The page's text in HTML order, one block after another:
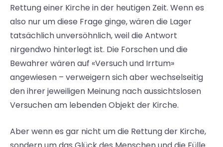
Rettung einer Kirche in der heutigen Zeit. Wenn es
also nur um diese Frage ginge, wären die Lager
tatsächlich unversöhnlich, weil die Antwort
nirgendwo hinterlegt ist. Die Forschen und die
Bewahrer wären auf «Versuch und Irrtum»
angewiesen – verweigern sich aber wechselseitig
den ihrer jeweiligen Meinung nach aussichtslosen
Versuchen am lebenden Objekt der Kirche.
Aber wenn es gar nicht um die Rettung der Kirche,